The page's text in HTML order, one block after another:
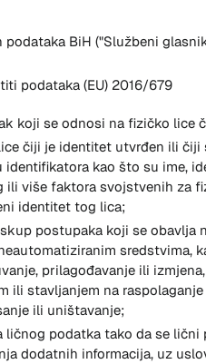
podataka BiH ("Službeni
podataka (EU) 2016/679
koji se odnosi na fizičko lice
čiji je identitet utvrđen ili
identifikatora kao što su ime,
više faktora svojstvenih za
identitet tog lica;
postupaka koji se obavlja
sredstvima,
prilagođavanje ili
ili stavljanjem na
ili uništavanje;
ličnog podatka tako da se
dodatnih informacija, uz